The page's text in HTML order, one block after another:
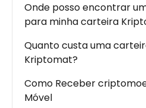
Onde posso encontrar
para minha carteira
Quanto custa uma
Kriptomat?
Como Receber
Móvel